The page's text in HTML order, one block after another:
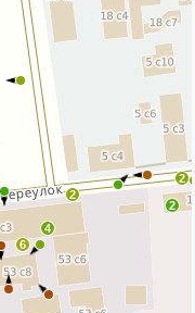
6
2
2
4
2